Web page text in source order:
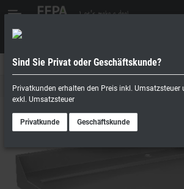
Geschäftskunde
Zu- und Ablauftische
Sind Sie Privat oder Geschäftskunde?
Privatkunden erhalten den Preis inkl. Umsatzsteuer
exkl. Umsatzsteuer
Privatkunde Geschäftskunde